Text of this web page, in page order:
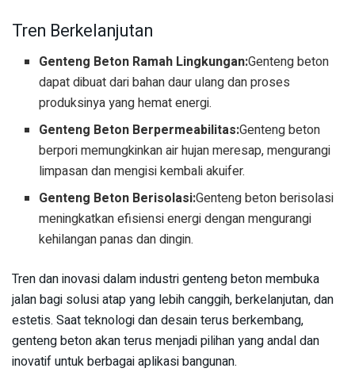
Tren Berkelanjutan
Genteng Beton Ramah Lingkungan:Genteng beton
dapat dibuat dari bahan daur ulang dan proses
produksinya yang hemat energi.
Genteng Beton Berpermeabilitas:Genteng beton
berpori memungkinkan air hujan meresap, mengurangi
limpasan dan mengisi kembali akuifer.
Genteng Beton Berisolasi:Genteng beton berisolasi
meningkatkan efisiensi energi dengan mengurangi
kehilangan panas dan dingin.
Tren dan inovasi dalam industri genteng beton membuka
jalan bagi solusi atap yang lebih canggih, berkelanjutan, dan
estetis. Saat teknologi dan desain terus berkembang,
genteng beton akan terus menjadi pilihan yang andal dan
inovatif untuk berbagai aplikasi bangunan.